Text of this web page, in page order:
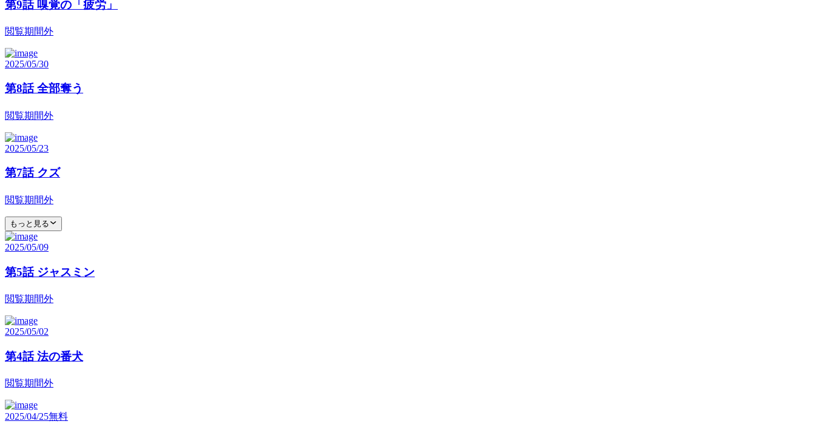
第9話 嗅覚の「疲労」
閲覧期間外
2025/05/30
第8話 全部奪う
閲覧期間外
2025/05/23
第7話 クズ
閲覧期間外
もっと見る
2025/05/09
第5話 ジャスミン
閲覧期間外
2025/05/02
第4話 法の番犬
閲覧期間外
2025/04/25無料